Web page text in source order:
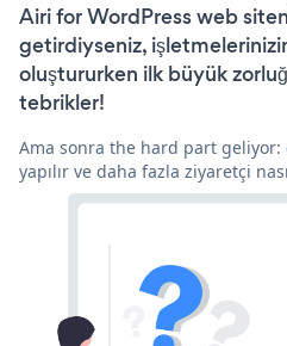
Airi for WordPress web
getirdiyseniz,
oluştururken ilk büyük
tebrikler!
Ama sonra the hard part geliyor:
yapılır ve daha fazla ziyaretçi